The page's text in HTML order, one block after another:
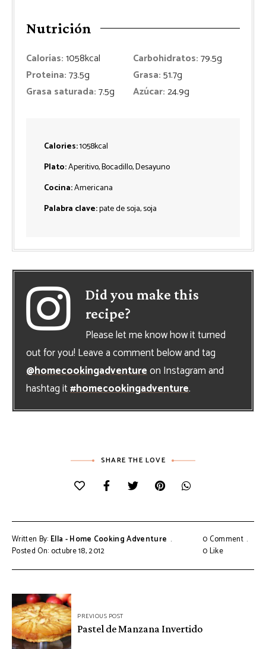
Nutrición
Calorías:1058kcal Carbohidratos:79.5g
Proteina:73.5g Grasa:51.7g
Grasa saturada:7.5g Azúcar:24.9g
Calories:1058kcal
Plato:Aperitivo, Bocadillo, Desayuno
Cocina:Americana
Palabra clave:pate de soja, soja
Did you make this
recipe?
Please let me know how it turned
out for you! Leave a comment below and tag
@homecookingadventureon Instagram and
hashtag it#homecookingadventure.
SHARE THE LOVE
Written By: Ella - Home Cooking Adventure
Posted On: octubre 18, 2012
0 Comment
0Like
Navegación
de
entradas
PREVIOUS POST
Pastel de Manzana Invertido